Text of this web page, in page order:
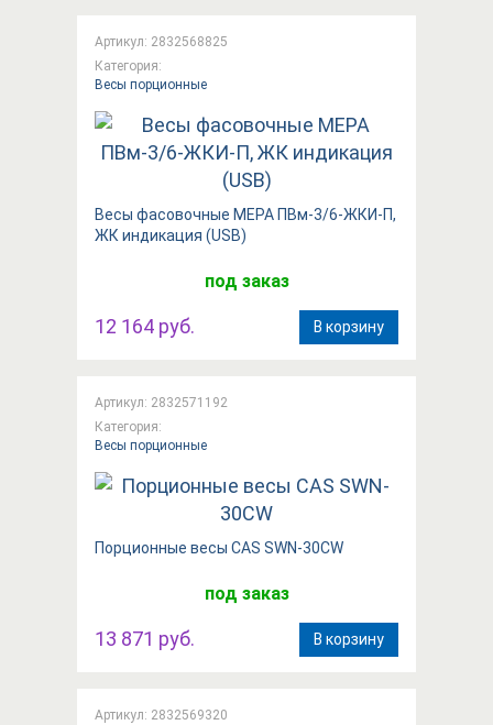
Артикул: 2832568825
Категория:
Весы порционные
Весы фасовочные МЕРА ПВм-3/6-ЖКИ-П,
ЖК индикация (USB)
под заказ
12 164 руб. В корзину
Артикул: 2832571192
Категория:
Весы порционные
Порционные весы CAS SWN-30CW
под заказ
13 871 руб. В корзину
Артикул: 2832569320